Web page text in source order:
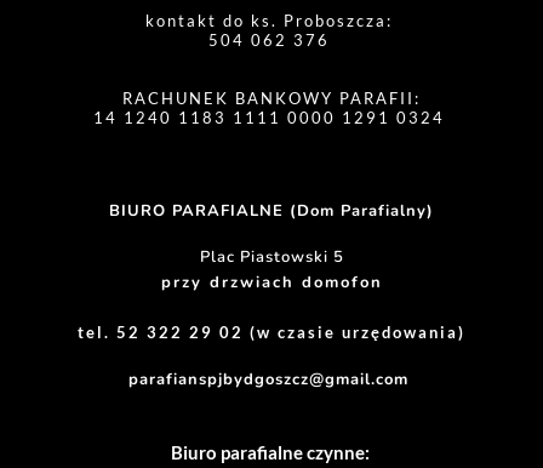
kontakt do ks. Proboszcza:
504 062 376
RACHUNEK BANKOWY PARAFII:
14 1240 1183 1111 0000 1291 0324
BIURO PARAFIALNE (Dom Parafialny)
Plac Piastowski 5
przy drzwiach domofon
tel. 52 322 29 02 (w czasie urzędowania)
parafianspjbydgoszcz@gmail.com
Biuro parafialne czynne: